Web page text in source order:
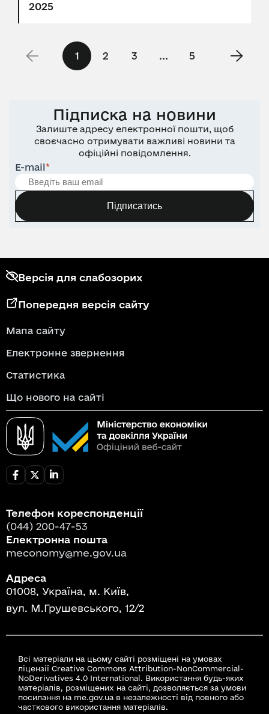
2025
1 2 3 ... 5
Підписка на новини
Залиште адресу електронної пошти, щоб
своєчасно отримувати важливі новини та
офіційні повідомлення.
E-mail*
Підписатись
Версія для слабозорих
Попередня версія сайту
Мапа сайту
Електронне звернення
Статистика
Що нового на сайті
Телефон кореспонденції
(044) 200-47-53
Електронна пошта
meconomy@me.gov.ua
Адреса
01008, Україна, м. Київ,
вул. М.Грушевського, 12/2
Всі матеріали на цьому сайті розміщені на умовах
ліцензії Creative Commons Attribution-NonCommercial-
NoDerivatives 4.0 International. Використання будь-яких
матеріалів, розміщених на сайті, дозволяється за умови
посилання на me.gov.ua в незалежності від повного або
часткового використання матеріалів.